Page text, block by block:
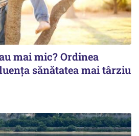
mai mic? Ordinea
sănătatea mai târziu